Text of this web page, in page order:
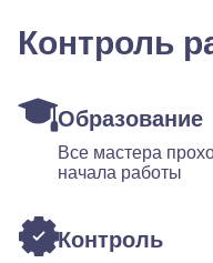
Контроль
Образование
Все мастера
начала работы
Контроль